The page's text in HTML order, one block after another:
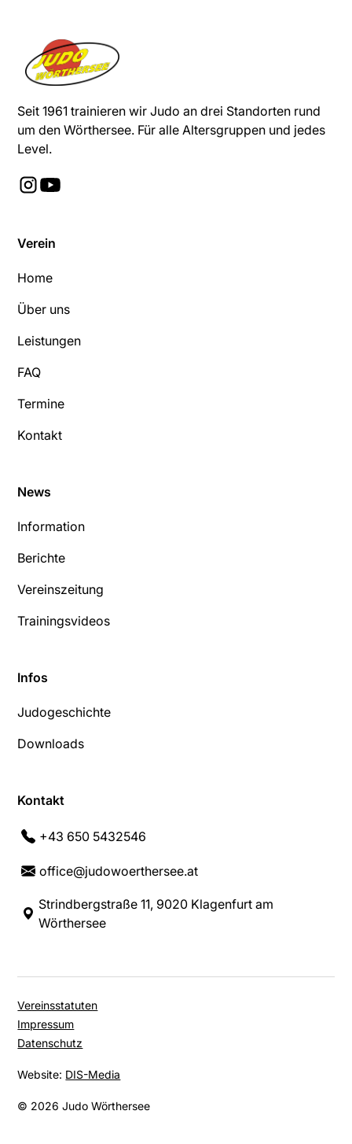
Seit 1961 trainieren wir Judo an drei Standorten rund
um den Wörthersee. Für alle Altersgruppen und jedes
Level.
Verein
Home
Über uns
Leistungen
FAQ
Termine
Kontakt
News
Information
Berichte
Vereinszeitung
Trainingsvideos
Infos
Judogeschichte
Downloads
Kontakt
+43 650 5432546
office@judowoerthersee.at
Strindbergstraße 11, 9020 Klagenfurt am
Wörthersee
© 2026 Judo Wörthersee
Vereinsstatuten
Impressum
Datenschutz
Website: DIS-Media